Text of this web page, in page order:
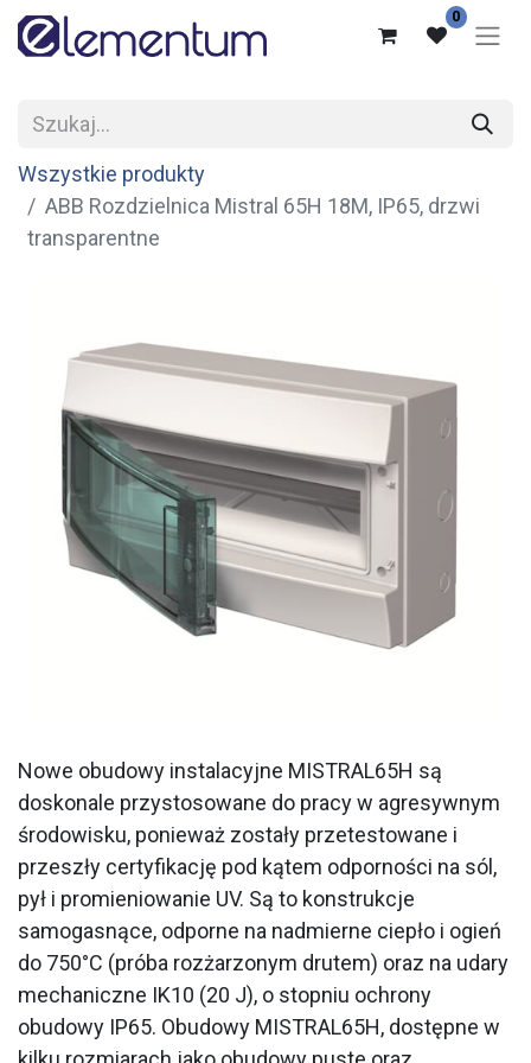
0
Wszystkie produkty
ABB Rozdzielnica Mistral 65H 18M, IP65, drzwi
transparentne
Nowe obudowy instalacyjne MISTRAL65H są
doskonale przystosowane do pracy w agresywnym
środowisku, ponieważ zostały przetestowane i
przeszły certyfikację pod kątem odporności na sól,
pył i promieniowanie UV. Są to konstrukcje
samogasnące, odporne na nadmierne ciepło i ogień
do 750°C (próba rozżarzonym drutem) oraz na udary
mechaniczne IK10 (20 J), o stopniu ochrony
obudowy IP65. Obudowy MISTRAL65H, dostępne w